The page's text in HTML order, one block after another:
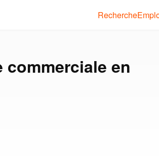
Recherche
en